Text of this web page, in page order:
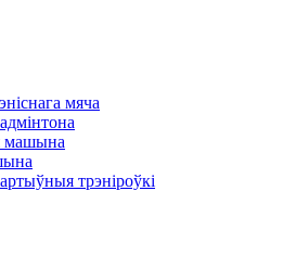
мяча
машына
трэніроўкі